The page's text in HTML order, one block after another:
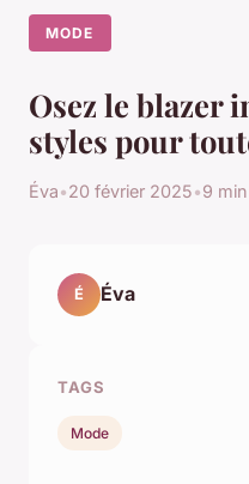
MODE
Osez le blazer
styles pour
Éva•20 février 2025•9
É Éva
TAGS
Mode